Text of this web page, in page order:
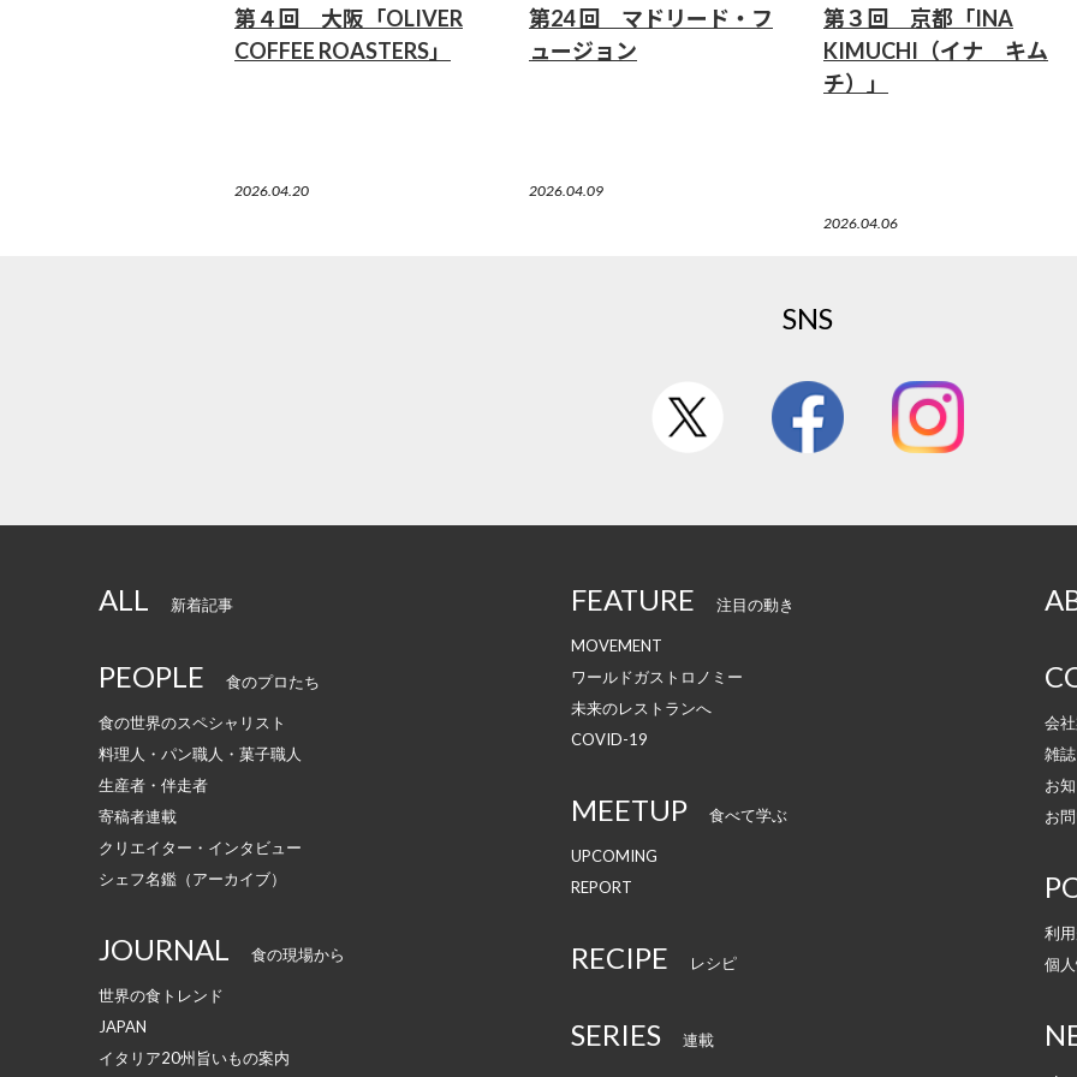
第４回 大阪「OLIVER
COFFEE ROASTERS」
2026.04.20
第24 回 マドリード・フ
ュージョン
2026.04.09
第３回 京都「INA
KIMUCHI（イナ キム
チ）」
2026.04.06
SNS
ALL 新着記事
PEOPLE 食のプロたち
食の世界のスペシャリスト
料理人・パン職人・菓子職人
生産者・伴走者
寄稿者連載
クリエイター・インタビュー
シェフ名鑑（アーカイブ）
JOURNAL 食の現場から
世界の食トレンド
JAPAN
イタリア20州旨いもの案内
FEATURE 注目の動き
MOVEMENT
ワールドガストロノミー
未来のレストランへ
COVID-19
MEETUP 食べて学ぶ
UPCOMING
REPORT
RECIPE レシピ
SERIES 連載
会
雑誌
お
お
利
個